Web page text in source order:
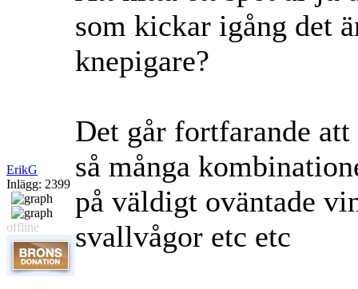
ErikG
Inlägg: 2399
offline
som kickar igång det
knepigare?
Det går fortfarande
så många
på väldigt oväntade
svallvågor etc etc